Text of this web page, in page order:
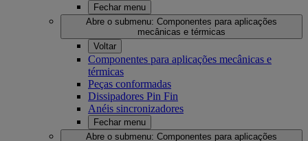
Fechar menu
Abre o submenu: Componentes para aplicações
mecânicas e térmicas
Voltar
Componentes para aplicações mecânicas e
térmicas
Peças conformadas
Dissipadores Pin Fin
Anéis sincronizadores
Fechar menu
Abre o submenu: Componentes para aplicações